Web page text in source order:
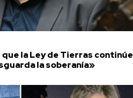
la Ley de Tierras continúe
la soberanía»